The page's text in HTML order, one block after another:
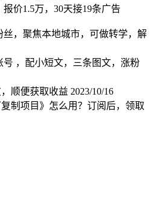
价1.5万，30天接19条广告
丝，聚焦本地城市，可做转学，解
号 ，配小短文，三条图文，涨粉
顺便获取收益 2023/10/16
复制项目》怎么用？订阅后，领取